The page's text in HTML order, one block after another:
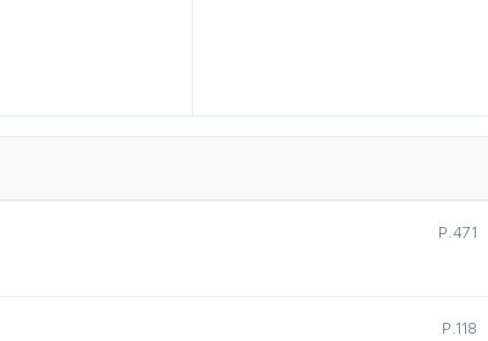
P.471
P.118